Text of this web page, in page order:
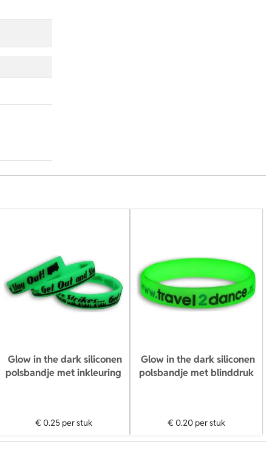
Glow in the dark siliconen
polsbandje met inkleuring
€ 0.25per stuk
Glow in the dark siliconen
polsbandje met blinddruk
€ 0.20 per stuk